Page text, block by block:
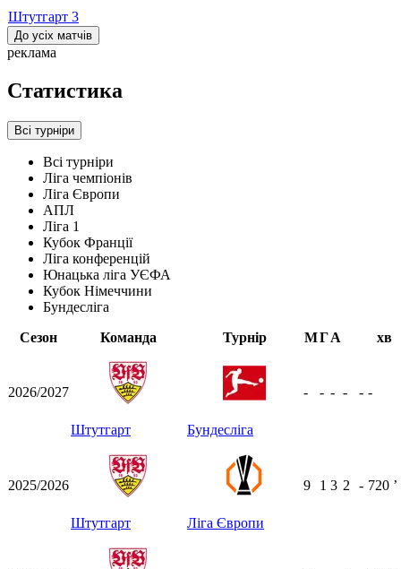
Штутгарт 3
До усіх матчів
реклама
Статистика
Всі турніри
Всі турніри
Ліга чемпіонів
Ліга Європи
АПЛ
Ліга 1
Кубок Франції
Ліга конференцій
Юнацька ліга УЄФА
Кубок Німеччини
Бундесліга
Сезон
Команда Турнір МГА хв
2026/2027
Штутгарт Бундесліга
- - - - - -
2025/2026
Штутгарт Ліга Європи
9 1 3 2 - 720 ʼ